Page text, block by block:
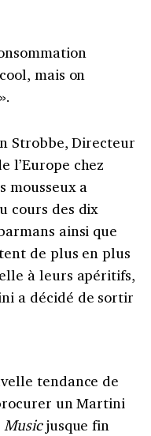
mais on
Strobbe, Directeur
l’Europe chez
mousseux a
cours des dix
ainsi que
de plus en plus
à leurs apéritifs,
a décidé de sortir
tendance de
un Martini
Musicjusque fin